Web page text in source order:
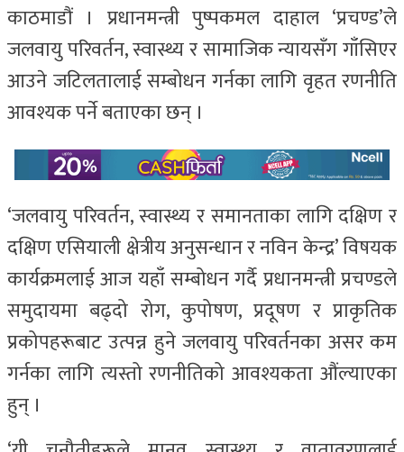
काठमाडौं । प्रधानमन्त्री पुष्पकमल दाहाल ‘प्रचण्ड’ले
जलवायु परिवर्तन, स्वास्थ्य र सामाजिक न्यायसँग गाँसिएर
आउने जटिलतालाई सम्बोधन गर्नका लागि वृहत रणनीति
आवश्यक पर्ने बताएका छन् ।
‘जलवायु परिवर्तन, स्वास्थ्य र समानताका लागि दक्षिण र
दक्षिण एसियाली क्षेत्रीय अनुसन्धान र नविन केन्द्र’ विषयक
कार्यक्रमलाई आज यहाँ सम्बोधन गर्दै प्रधानमन्त्री प्रचण्डले
समुदायमा बढ्दो रोग, कुपोषण, प्रदूषण र प्राकृतिक
प्रकोपहरूबाट उत्पन्न हुने जलवायु परिवर्तनका असर कम
गर्नका लागि त्यस्तो रणनीतिको आवश्यकता औंल्याएका
हुन् ।